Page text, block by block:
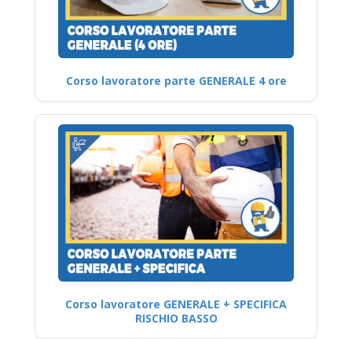
Corso lavoratore parte GENERALE 4 ore
Corso lavoratore GENERALE + SPECIFICA
RISCHIO BASSO